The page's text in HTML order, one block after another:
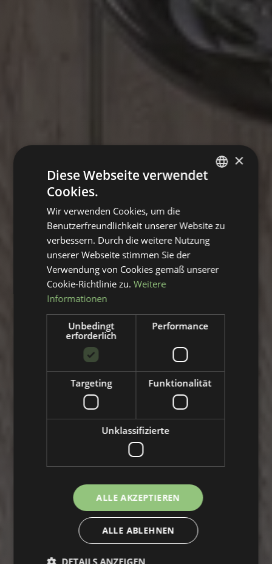
×
Diese Webseite verwendet
Cookies.
Wir verwenden Cookies, um die
Benutzerfreundlichkeit unserer Website zu
verbessern. Durch die weitere Nutzung
unserer Webseite stimmen Sie der
Verwendung von Cookies gemäß unserer
Cookie-Richtlinie zu. Weitere
Informationen
Unbedingt
erforderlich
Performance
Targeting Funktionalität
Unklassifizierte
ALLE AKZEPTIEREN
ALLE ABLEHNEN
DETAILS ANZEIGEN